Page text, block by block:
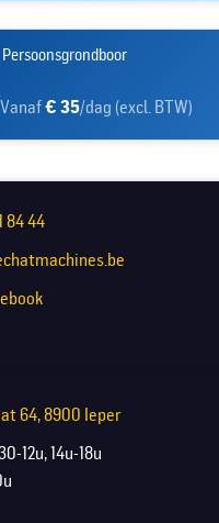
Persoonsgrondboor
Vanaf€ 35/dag (excl. BTW)
84 44
64, 8900 Ieper
12u, 14u-18u